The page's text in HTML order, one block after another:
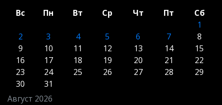
Август 2026
Вс Пн Вт Ср Чт Пт
Сб
1
2
3 4 5 6 7
8
9
10 11 12 13 14
15
16
17 18 19 20 21
22
23
24 25 26 27 28
29
30
31